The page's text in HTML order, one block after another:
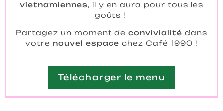
vietnamiennes, il y en aura pour tous les
goûts !
Partagez un moment de convivialité dans
votre nouvel espace chez Café 1990 !
Télécharger le menu